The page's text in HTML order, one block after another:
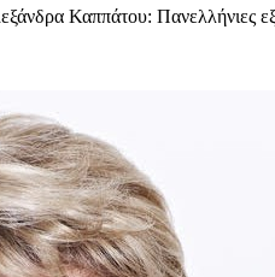
Καππάτου: Πανελλήνιες